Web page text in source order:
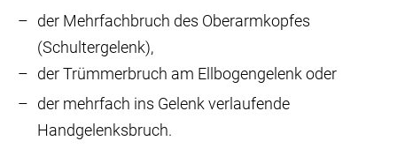
der Mehrfachbruch des Oberarmkopfes
(Schultergelenk),
der Trümmerbruch am Ellbogengelenk oder
der mehrfach ins Gelenk verlaufende
Handgelenksbruch.